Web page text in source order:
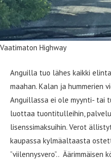
Vaatimaton Highway
Anguilla tuo lähes kaikki
maahan. Kalan ja hummerien
Anguillassa ei ole myynti- tai
luottaa tuontitulleihin,
lisenssimaksuihin. Verot
kaupassa kylmäaltaasta
”viilennysvero”.. Äärimmäisen